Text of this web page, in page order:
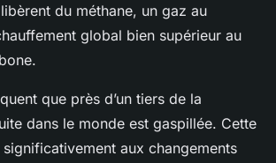
du méthane, un gaz au
global bien supérieur au
que près d’un tiers de la
dans le monde est gaspillée. Cette
aux changements